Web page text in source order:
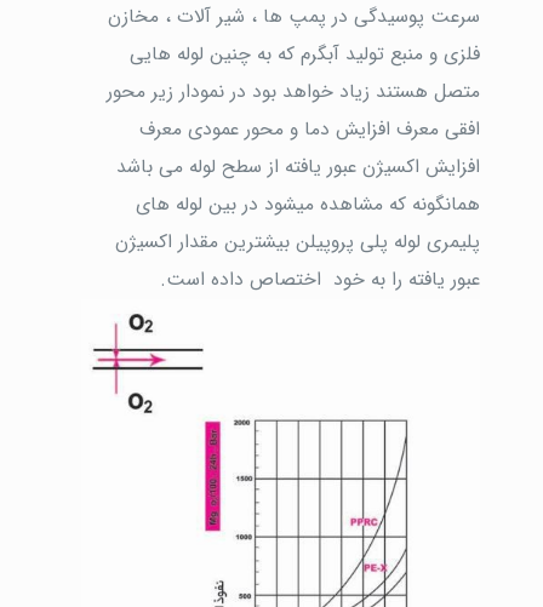
سرعت پوسیدگی در پمپ ها ، شیر آلات ، مخازن
فلزی و منبع تولید آبگرم که به چنین لوله هایی
متصل هستند زیاد خواهد بود در نمودار زیر محور
افقی معرف افزایش دما و محور عمودی معرف
افزایش اکسیژن عبور یافته از سطح لوله می باشد
همانگونه که مشاهده میشود در بین لوله های
پلیمری لوله پلی پروپیلن بیشترین مقدار اکسیژن
عبور یافته را به خود اختصاص داده است.